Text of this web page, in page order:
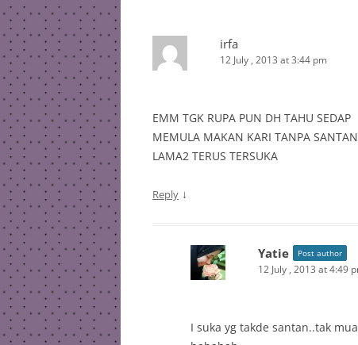
irfa
12 July , 2013 at 3:44 pm
EMM TGK RUPA PUN DH TAHU SEDAP
MEMULA MAKAN KARI TANPA
LAMA2 TERUS TERSUKA
Reply ↓
Yatie Post author
12 July , 2013 at 4:49
I suka yg takde santan..tak